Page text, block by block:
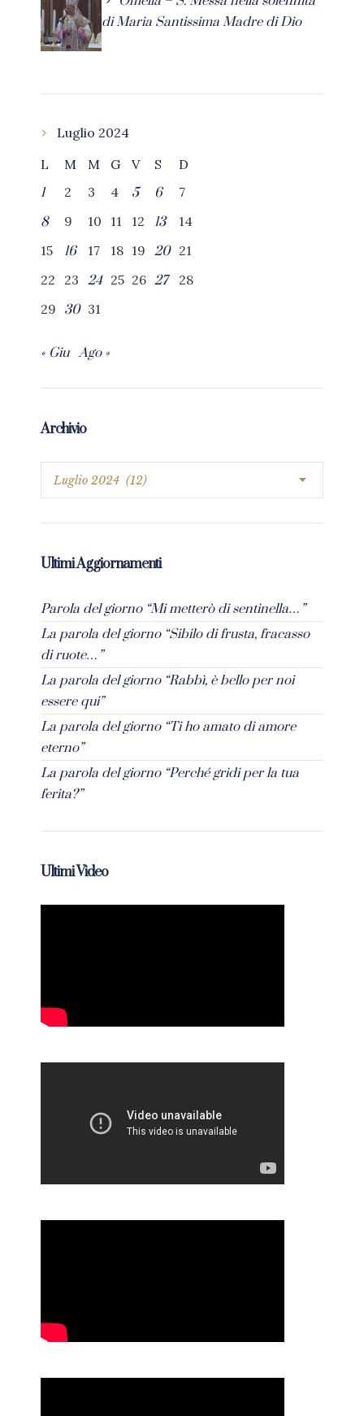
di Maria Santissima Madre di Dio
Luglio 2024
L
M M G V S
D
1
2 3 4 5 6
7
8
9 10 11 12 13
14
15
16 17 18 19 20 21
22
23 24 25 26 27
28
29 30 31
« Giu Ago »
Archivio
Ultimi Aggiornamenti
Parola del giorno “Mi metterò di sentinella…”
La parola del giorno “Sibilo di frusta, fracasso
di ruote…”
La parola del giorno “Rabbì, è bello per noi
essere qui”
La parola del giorno “Ti ho amato di amore
eterno”
La parola del giorno “Perché gridi per la tua
ferita?”
Ultimi Video